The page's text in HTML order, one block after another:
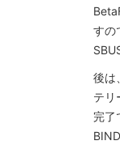
すの
後は
テリ
完了